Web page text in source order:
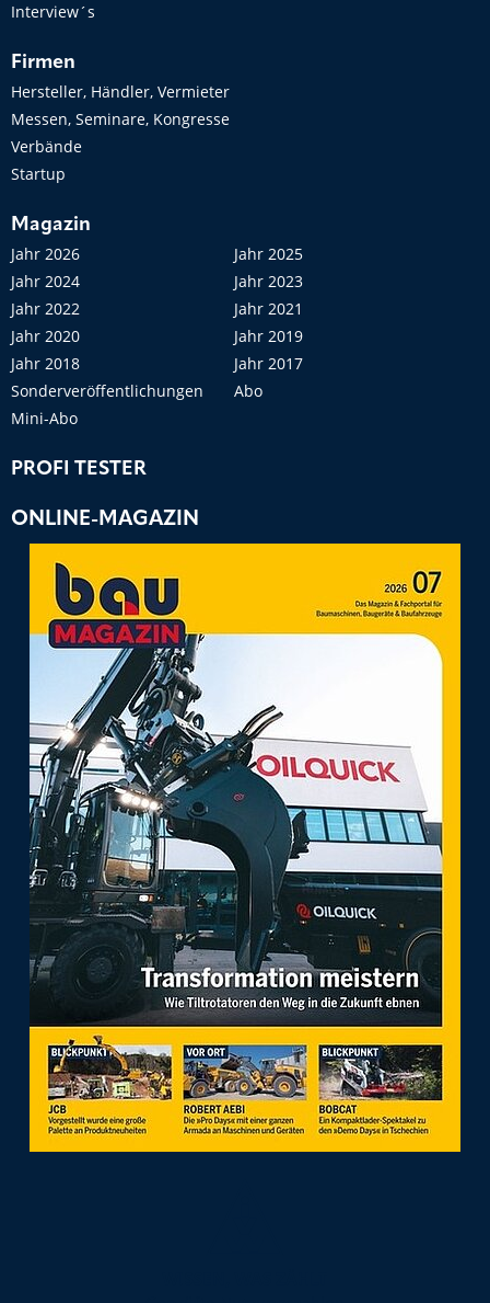
Interview´s
Firmen
Hersteller, Händler, Vermieter
Messen, Seminare, Kongresse
Verbände
Startup
Magazin
Jahr 2026
Jahr 2025
Jahr 2024
Jahr 2023
Jahr 2022
Jahr 2021
Jahr 2020
Jahr 2019
Jahr 2018
Jahr 2017
Sonderveröffentlichungen
Abo
Mini-Abo
PROFI TESTER
ONLINE-MAGAZIN